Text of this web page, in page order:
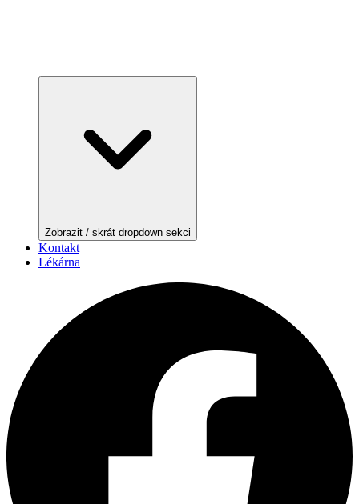
Zobrazit / skrát dropdown sekci
Kontakt
Lékárna